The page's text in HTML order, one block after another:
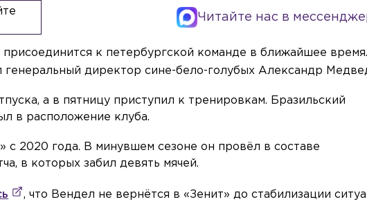
Читайте нас в
к петербургской команде в ближайшее время.
генеральный директор сине-бело-голубых Александр
а в пятницу приступил к тренировкам. Бразильский
в расположение клуба.
с 2020 года. В минувшем сезоне он провёл в составе
в которых забил девять мячей.
, что Вендел не вернётся в «Зенит» до стабилизации